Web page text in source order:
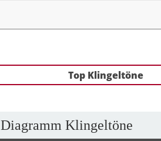
Top Klingeltöne
Diagramm Klingeltöne